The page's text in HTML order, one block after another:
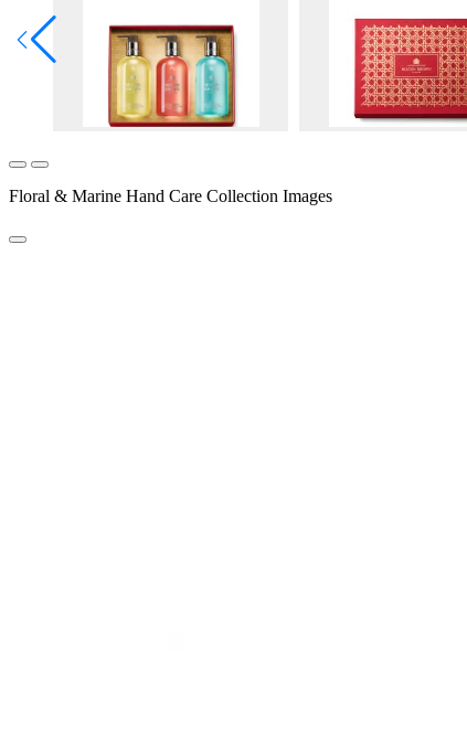
Floral & Marine Hand Care Collection Images